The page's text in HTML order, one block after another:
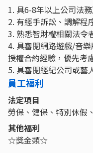
1. 具6-8年以上公司法
2. 有經手訴訟、調解程
3. 熟悉智財權相關法令
4. 具審閱網路遊戲/音
授權合約經驗，優先考
5. 具審閱經紀公司或藝
員工福利
法定項目
勞保、健保、特別休假
其他福利
☆獎金類☆